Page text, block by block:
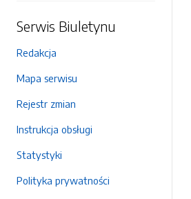
Serwis Biuletynu
Redakcja
Mapa serwisu
Rejestr zmian
Instrukcja obsługi
Statystyki
Polityka prywatności